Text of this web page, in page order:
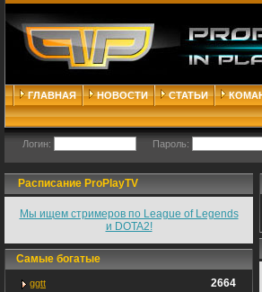
ГЛАВНАЯ НОВОСТИ СТАТЬИ
Логин: Пароль:
Расписание ProPlayTV
Мы ищем стримеров по League of Legends
и DOTA2!
Самые богатые
ggtt 2664